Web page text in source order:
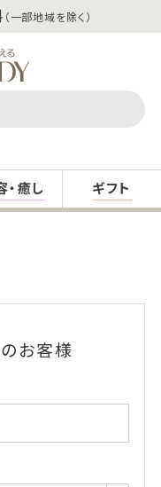
（一部地域を除く）
・癒し ギフト
お客様